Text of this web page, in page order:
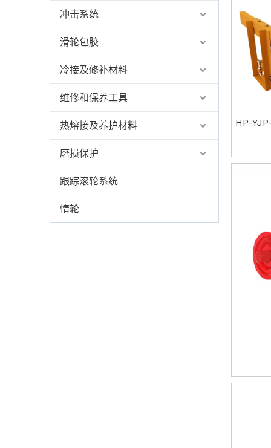
冲击系统
滑轮包胶
冷接及修补材料
维修和保养工具
热熔接及养护材料
磨损保护
跟踪滚轮系统
惰轮
HP-